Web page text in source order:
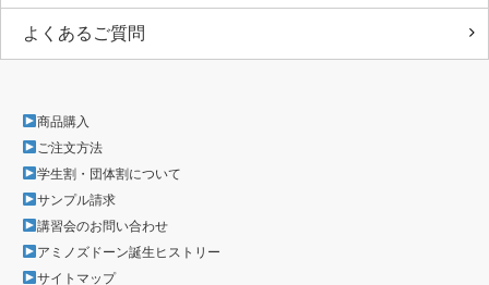
よくあるご質問
商品購入
ご注文方法
学生割・団体割について
サンプル請求
講習会のお問い合わせ
アミノズドーン誕生ヒストリー
サイトマップ